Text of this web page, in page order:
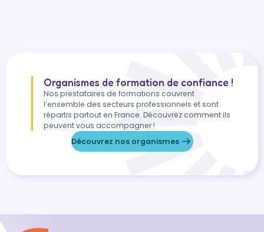
Organismes de formation de confiance !
Nos prestataires de formations couvrent
l’ensemble des secteurs professionnels et sont
répartis partout en France. Découvrez comment ils
peuvent vous accompagner !
Découvrez nos organismes